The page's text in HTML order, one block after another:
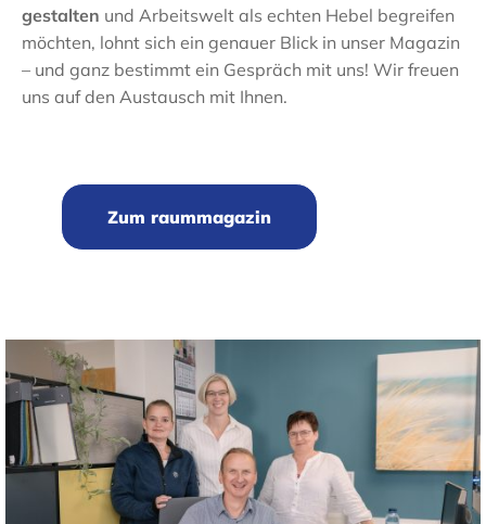
gestalten und Arbeitswelt als echten Hebel begreifen
möchten, lohnt sich ein genauer Blick in unser Magazin
– und ganz bestimmt ein Gespräch mit uns! Wir freuen
uns auf den Austausch mit Ihnen.
Zum raummagazin